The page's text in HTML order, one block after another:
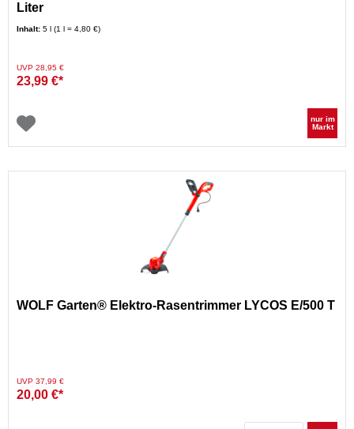
Liter
Inhalt: 5 l (1 l = 4,80 €)
Preis reduziert von
UVP 28,95 €auf
23,99 €*
nur im
Markt
WOLF Garten® Elektro-Rasentrimmer LYCOS E/500 T
Preis reduziert von
UVP 37,99 €auf
20,00 €*